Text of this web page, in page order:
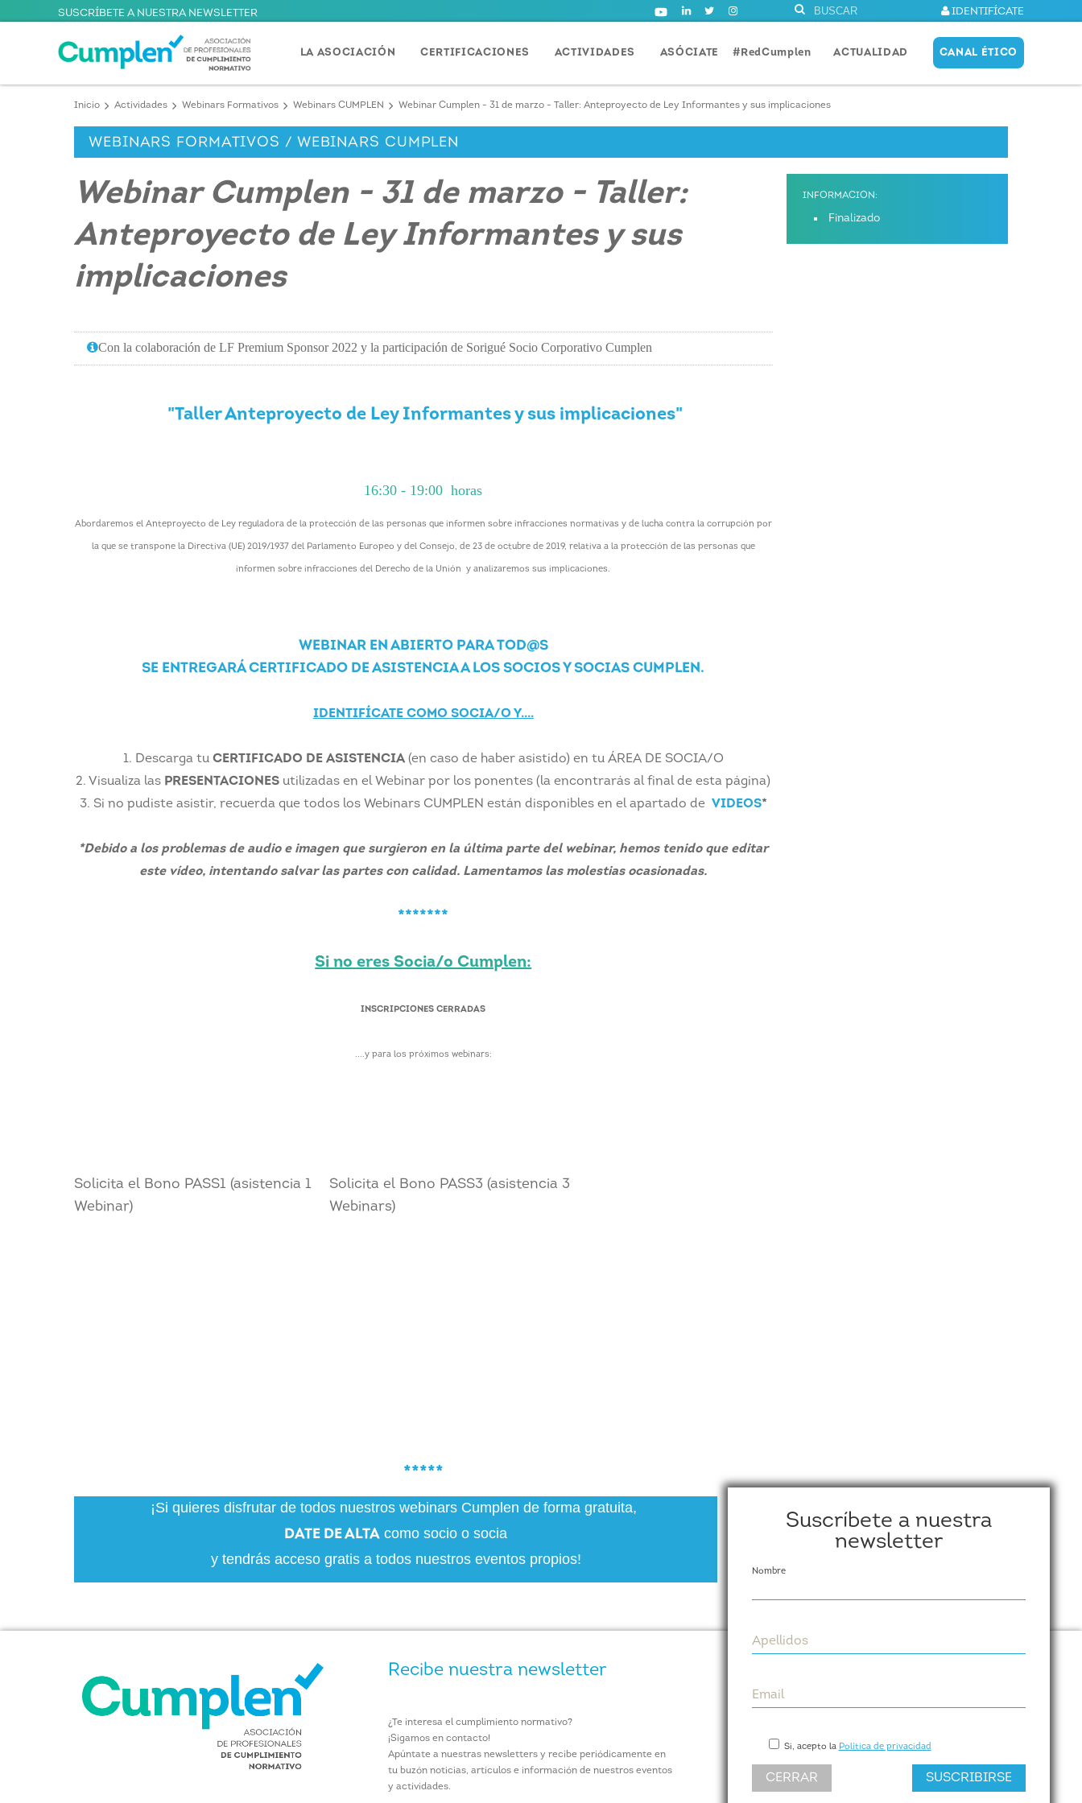
SUSCRÍBETE A NUESTRA NEWSLETTER IDENTIFÍCATE
LA ASOCIACIÓN CERTIFICACIONES ACTIVIDADES ASÓCIATE #RedCumplen ACTUALIDAD CANAL ÉTICO
Inicio Actividades Webinars Formativos Webinars CUMPLEN Webinar Cumplen - 31 de marzo - Taller: Anteproyecto de Ley Informantes y sus implicaciones
WEBINARS FORMATIVOS / WEBINARS CUMPLEN
Webinar Cumplen - 31 de marzo - Taller:
Anteproyecto de Ley Informantes y sus
implicaciones
Con la colaboración de LF Premium Sponsor 2022 y la participación de Sorigué Socio Corporativo Cumplen
"Taller Anteproyecto de Ley Informantes y sus implicaciones"
16:30 - 19:00 horas
Abordaremos el Anteproyecto de Ley reguladora de la protección de las personas que informen sobre infracciones normativas y de lucha contra la corrupción por
la que se transpone la Directiva (UE) 2019/1937 del Parlamento Europeo y del Consejo, de 23 de octubre de 2019, relativa a la protección de las personas que
informen sobre infracciones del Derecho de la Unión y analizaremos sus implicaciones.
WEBINAR EN ABIERTO PARA TOD@S
SE ENTREGARÁ CERTIFICADO DE ASISTENCIA A LOS SOCIOS Y SOCIAS CUMPLEN.
IDENTIFÍCATE COMO SOCIA/O Y....
1. Descarga tu CERTIFICADO DE ASISTENCIA (en caso de haber asistido) en tu ÁREA DE SOCIA/O
2. Visualiza las PRESENTACIONES utilizadas en el Webinar por los ponentes (la encontrarás al final de esta página)
3. Si no pudiste asistir, recuerda que todos los Webinars CUMPLEN están disponibles en el apartado de VIDEOS*
*Debido a los problemas de audio e imagen que surgieron en la última parte del webinar, hemos tenido que editar
este vídeo, intentando salvar las partes con calidad. Lamentamos las molestias ocasionadas.
*******
Si no eres Socia/o Cumplen:
INSCRIPCIONES CERRADAS
....y para los próximos webinars:
Solicita el Bono PASS1 (asistencia 1
Webinar)
Solicita el Bono PASS3 (asistencia 3
Webinars)
*****
¡Si quieres disfrutar de todos nuestros webinars Cumplen de forma gratuita,
DATE DE ALTA como socio o socia
y tendrás acceso gratis a todos nuestros eventos propios!
INFORMACIÓN:
Finalizado
Suscríbete a nuestra
newsletter
Nombre
Apellidos
Email
Si, acepto la Política de privacidad
CERRAR SUSCRIBIRSE
Recibe nuestra newsletter
¿Te interesa el cumplimiento normativo?
¡Sigamos en contacto!
Apúntate a nuestras newsletters y recibe periódicamente en
tu buzón noticias, artículos e información de nuestros eventos
y actividades.
info@cumplen.com